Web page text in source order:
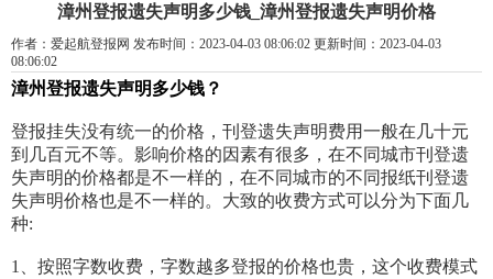
漳州登报遗失声明多少钱_漳州登报遗失声明价格
作者：爱起航登报网 发布时间：2023-04-03 08:06:02 更新时间：2023-04-03
08:06:02
漳州登报遗失声明多少钱？
登报挂失没有统一的价格，刊登遗失声明费用一般在几十元
到几百元不等。影响价格的因素有很多，在不同城市刊登遗
失声明的价格都是不一样的，在不同城市的不同报纸刊登遗
失声明价格也是不一样的。大致的收费方式可以分为下面几
种:
1、按照字数收费，字数越多登报的价格也贵，这个收费模式